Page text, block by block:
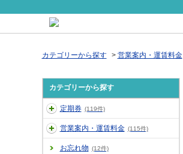
カテゴリーから探す > 営業案内・運賃料金
カテゴリーから探す
定期券 (119件)
営業案内・運賃料金 (115件)
お忘れ物 (12件)